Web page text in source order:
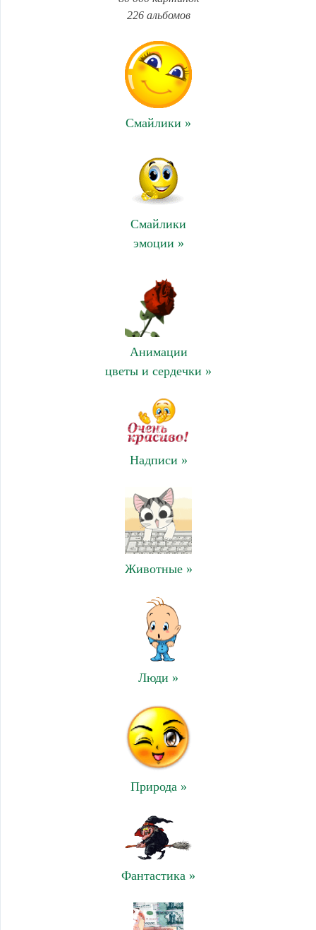
226 альбомов
Смайлики »
Смайлики
эмоции »
Анимации
цветы и сердечки »
Надписи »
Животные »
Люди »
Природа »
Фантастика »